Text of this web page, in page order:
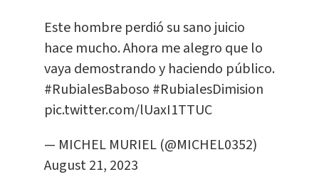
Este hombre perdió su sano juicio
hace mucho. Ahora me alegro que lo
vaya demostrando y haciendo público.
#RubialesBaboso #RubialesDimision
pic.twitter.com/lUaxI1TTUC
— MICHEL MURIEL (@MICHEL0352)
August 21, 2023